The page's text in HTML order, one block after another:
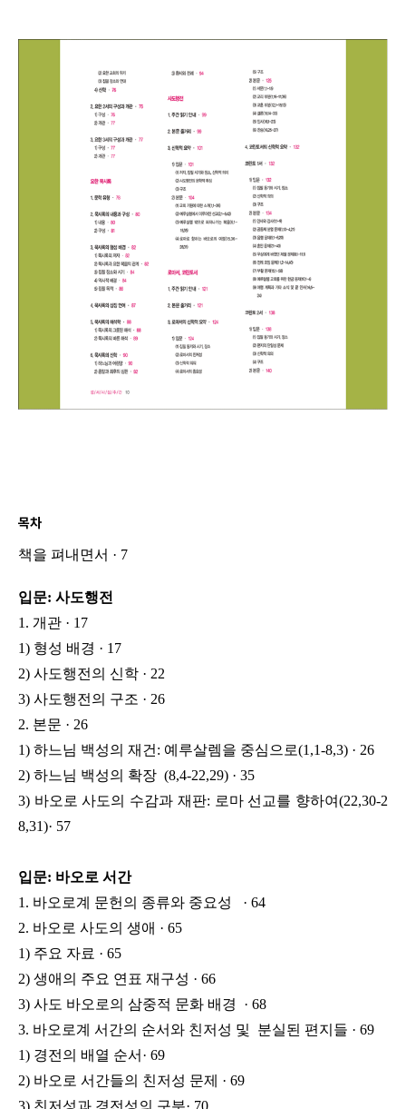
목차
책을 펴내면서 · 7
입문: 사도행전
1. 개관 · 17
1) 형성 배경 · 17
2) 사도행전의 신학 · 22
3) 사도행전의 구조 · 26
2. 본문 · 26
1) 하느님 백성의 재건: 예루살렘을 중심으로(1,1-8,3) · 26
2) 하느님 백성의 확장 (8,4-22,29) · 35
3) 바오로 사도의 수감과 재판: 로마 선교를 향하여(22,30-2
8,31)· 57
입문: 바오로 서간
1. 바오로계 문헌의 종류와 중요성 · 64
2. 바오로 사도의 생애 · 65
1) 주요 자료 · 65
2) 생애의 주요 연표 재구성 · 66
3) 사도 바오로의 삼중적 문화 배경 · 68
3. 바오로계 서간의 순서와 친저성 및 분실된 편지들 · 69
1) 경전의 배열 순서· 69
2) 바오로 서간들의 친저성 문제 · 69
3) 친저성과 경전성의 구분· 70